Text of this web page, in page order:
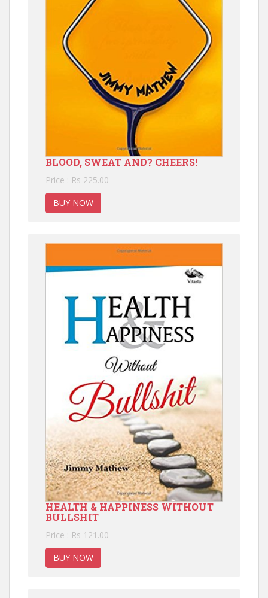
BLOOD, SWEAT AND? CHEERS!
Price : Rs 225.00
BUY NOW
HEALTH & HAPPINESS WITHOUT
BULLSHIT
Price : Rs 121.00
BUY NOW